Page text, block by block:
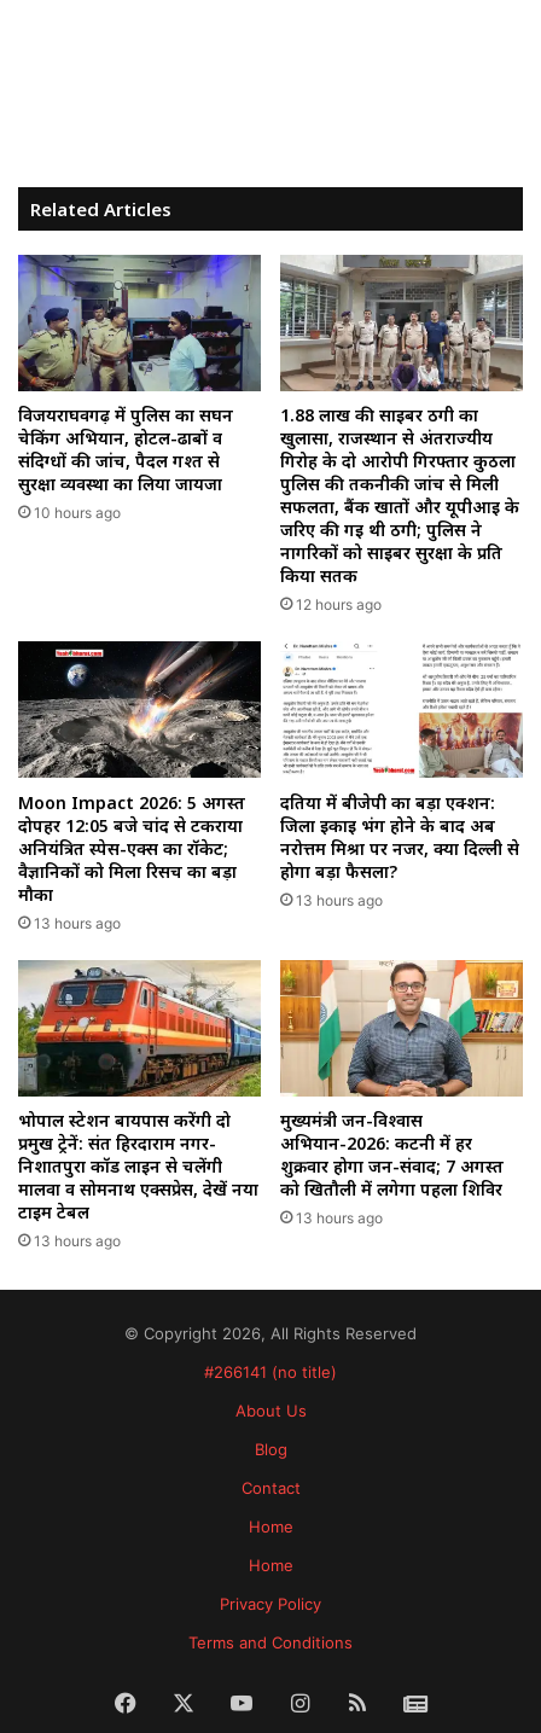
Related Articles
विजयराघवगढ़ में पुलिस का सघन
चेकिंग अभियान, होटल-ढाबों व
संदिग्धों की जांच, पैदल गश्त से
सुरक्षा व्यवस्था का लिया जायजा
10 hours ago
1.88 लाख की साइबर ठगी का
खुलासा, राजस्थान से अंतर्राज्यीय
गिरोह के दो आरोपी गिरफ्तार कुठला
पुलिस की तकनीकी जांच से मिली
सफलता, बैंक खातों और यूपीआई के
जरिए की गई थी ठगी; पुलिस ने
नागरिकों को साइबर सुरक्षा के प्रति
किया सतर्क
12 hours ago
Moon Impact 2026: 5 अगस्त
दोपहर 12:05 बजे चांद से टकराया
अनियंत्रित स्पेस-एक्स का रॉकेट;
वैज्ञानिकों को मिला रिसर्च का बड़ा
मौका
13 hours ago
दतिया में बीजेपी का बड़ा एक्शन:
जिला इकाई भंग होने के बाद अब
नरोत्तम मिश्रा पर नजर, क्या दिल्ली से
होगा बड़ा फैसला?
13 hours ago
भोपाल स्टेशन बायपास करेंगी दो
प्रमुख ट्रेनें: संत हिरदाराम नगर-
निशातपुरा कॉर्ड लाइन से चलेंगी
मालवा व सोमनाथ एक्सप्रेस, देखें नया
टाइम टेबल
13 hours ago
मुख्यमंत्री जन-विश्वास
अभियान-2026: कटनी में हर
शुक्रवार होगा जन-संवाद; 7 अगस्त
को खितौली में लगेगा पहला शिविर
13 hours ago
© Copyright 2026, All Rights Reserved
#266141 (no title)
About Us
Blog
Contact
Home
Home
Privacy Policy
Terms and Conditions
Facebook YouTubeInstagram
RSS News